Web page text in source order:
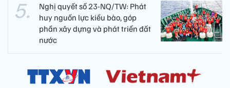
Nghị quyết số 23-NQ/TW: Phát
huy nguồn lực kiều bào, góp
phần xây dựng và phát triển đất
nước